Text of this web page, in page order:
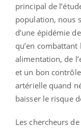
principal de
population, nous
d’une épidémie
qu’en combattant
alimentation, de
et un bon
artérielle quand
baisser le risque
Les chercheurs